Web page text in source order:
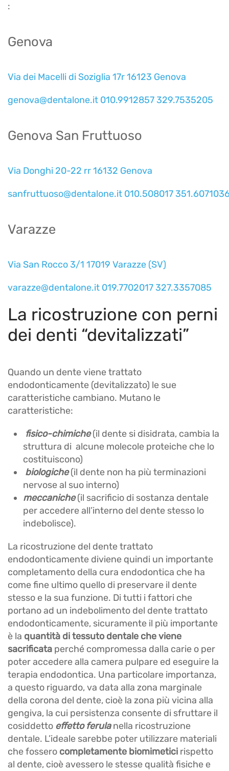
:
Genova
Via dei Macelli di Soziglia 17r 16123 Genova
genova@dentalone.it 010.9912857329.7535205
Genova San Fruttuoso
Via Donghi 20-22 rr 16132 Genova
sanfruttuoso@dentalone.it 010.508017
Varazze
Via San Rocco 3/1 17019 Varazze (SV)
varazze@dentalone.it 019.7702017327.3357085
La ricostruzione con perni
dei denti “devitalizzati”
Quando un dente viene trattato
endodonticamente (devitalizzato) le sue
caratteristiche cambiano. Mutano le
caratteristiche:
fisico-chimiche(il dente si disidrata, cambia la
struttura di alcune molecole proteiche che lo
costituiscono)
biologiche(il dente non ha più terminazioni
nervose al suo interno)
meccaniche(il sacrificio di sostanza dentale
per accedere all’interno del dente stesso lo
indebolisce).
La ricostruzione del dente trattato
endodonticamente diviene quindi un importante
completamento della cura endodontica che ha
come fine ultimo quello di preservare il dente
stesso e la sua funzione. Di tutti i fattori che
portano ad un indebolimento del dente trattato
endodonticamente, sicuramente il più importante
è la quantità di tessuto dentale che viene
sacrificata perché compromessa dalla carie o per
poter accedere alla camera pulpare ed eseguire la
terapia endodontica. Una particolare importanza,
a questo riguardo, va data alla zona marginale
della corona del dente, cioè la zona più vicina alla
gengiva, la cui persistenza consente di sfruttare il
cosiddetto effetto ferulanella ricostruzione
dentale. L’ideale sarebbe poter utilizzare materiali
che fossero completamente biomimetici rispetto
al dente, cioè avessero le stesse qualità fisiche e